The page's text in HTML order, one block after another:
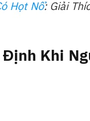
Họt Nổ: Giải
Định Khi